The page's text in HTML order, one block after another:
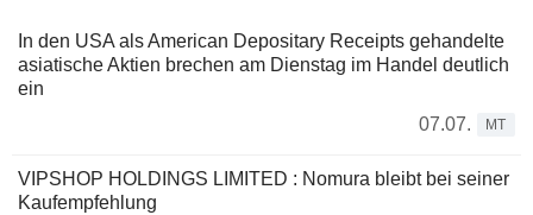
In den USA als American Depositary Receipts gehandelte
asiatische Aktien brechen am Dienstag im Handel deutlich
ein
07.07.
MT
VIPSHOP HOLDINGS LIMITED : Nomura bleibt bei seiner
Kaufempfehlung